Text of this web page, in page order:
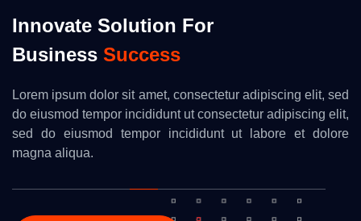
Innovate Solution For
Business Success
Lorem ipsum dolor sit amet, consectetur adipiscing elit, sed
do eiusmod tempor incididunt ut consectetur adipiscing elit,
sed do eiusmod tempor incididunt ut labore et dolore
magna aliqua.